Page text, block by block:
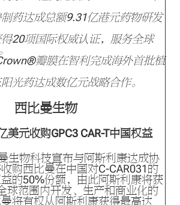
药达成总额9.31亿港元药物研发
20项国际权威认证，服务全球
瓣膜在智利完成海外首批植
光药达成数亿元战略合作。
西比曼生物
美元收购GPC3 CAR-T中国权益
生物科技宣布与阿斯利康达成协
购西比曼在中国对C-CAR031的
的50%份额，由此阿斯利康将获
球范围内开发、生产和商业化的
将有权从阿斯利康获得最高达